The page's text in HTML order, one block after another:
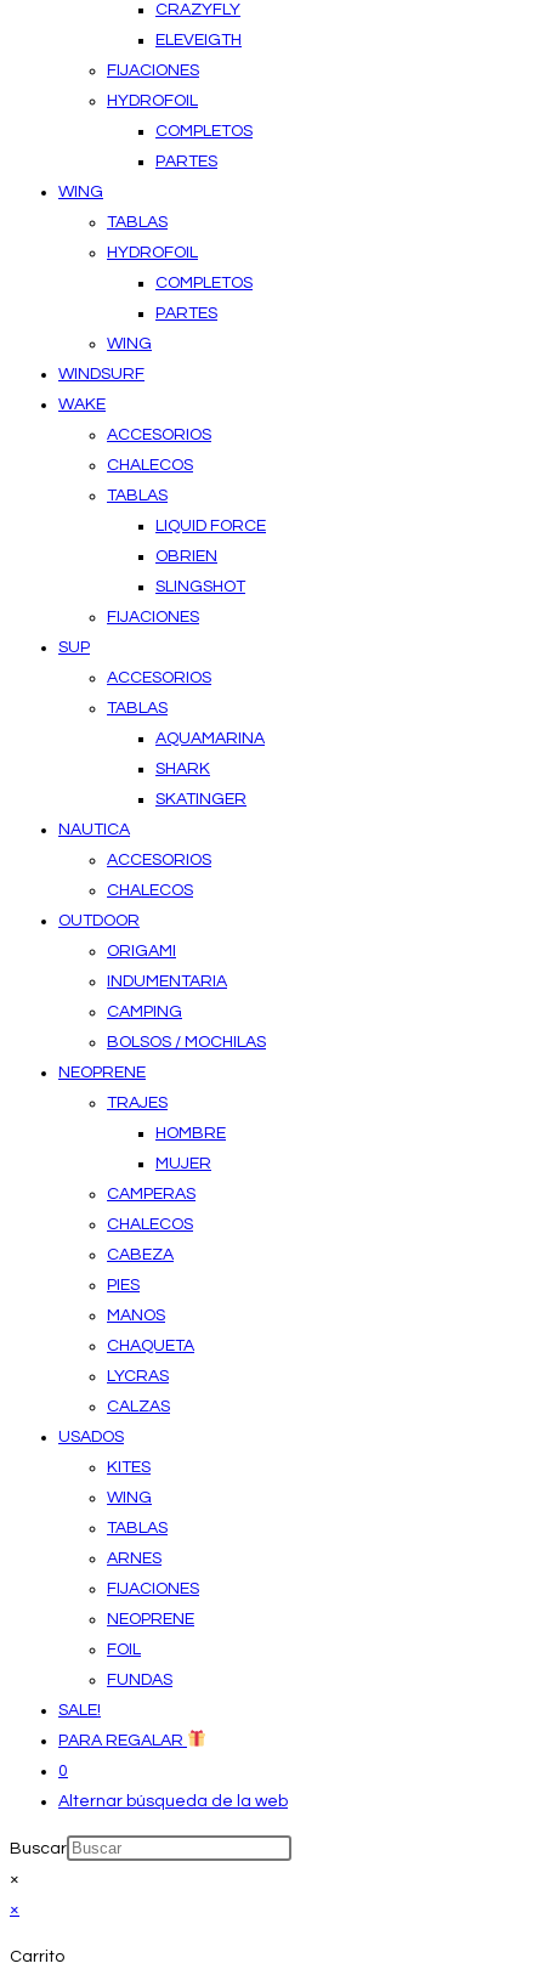
CRAZYFLY
ELEVEIGTH
FIJACIONES
HYDROFOIL
COMPLETOS
PARTES
WING
TABLAS
HYDROFOIL
COMPLETOS
PARTES
WING
WINDSURF
WAKE
ACCESORIOS
CHALECOS
TABLAS
LIQUID FORCE
OBRIEN
SLINGSHOT
FIJACIONES
SUP
ACCESORIOS
TABLAS
AQUAMARINA
SHARK
SKATINGER
NAUTICA
ACCESORIOS
CHALECOS
OUTDOOR
ORIGAMI
INDUMENTARIA
CAMPING
BOLSOS / MOCHILAS
NEOPRENE
TRAJES
HOMBRE
MUJER
CAMPERAS
CHALECOS
CABEZA
PIES
MANOS
CHAQUETA
LYCRAS
CALZAS
USADOS
KITES
WING
TABLAS
ARNES
FIJACIONES
NEOPRENE
FOIL
FUNDAS
SALE!
PARA REGALAR
0
Alternar búsqueda de la web
Buscar
×
×
Carrito